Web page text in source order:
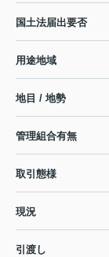
国土法届出要否
用途地域
地目 / 地勢
管理組合有無
取引態様
現況
引渡し